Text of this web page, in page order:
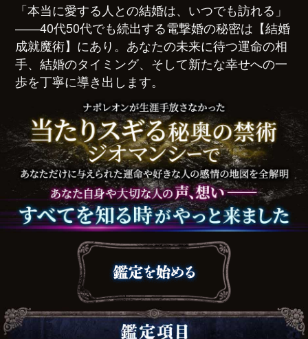
「本当に愛する人との結婚は、いつでも訪れる」
――40代50代でも続出する電撃婚の秘密は【結婚
成就魔術】にあり。あなたの未来に待つ運命の相
手、結婚のタイミング、そして新たな幸せへの一
歩を丁寧に導き出します。